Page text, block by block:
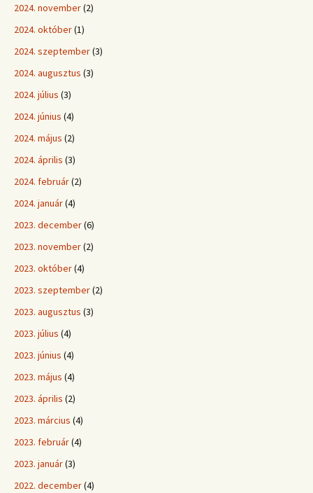
2024. november(2)
2024. október(1)
2024. szeptember(3)
2024. augusztus (3)
2024. július (3)
2024. június (4)
2024. május (2)
2024. április (3)
2024. február(2)
2024. január(4)
2023. december(6)
2023. november(2)
2023. október(4)
2023. szeptember(2)
2023. augusztus (3)
2023. július (4)
2023. június (4)
2023. május (4)
2023. április (2)
2023. március (4)
2023. február(4)
2023. január(3)
2022. december(4)